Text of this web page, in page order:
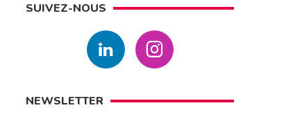
SUIVEZ-NOUS
NEWSLETTER